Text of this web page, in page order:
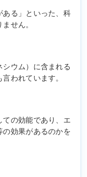
ある」といった、科
せん。
ウム）に含まれる
われています。
ての効能であり、エ
の効果があるのかを